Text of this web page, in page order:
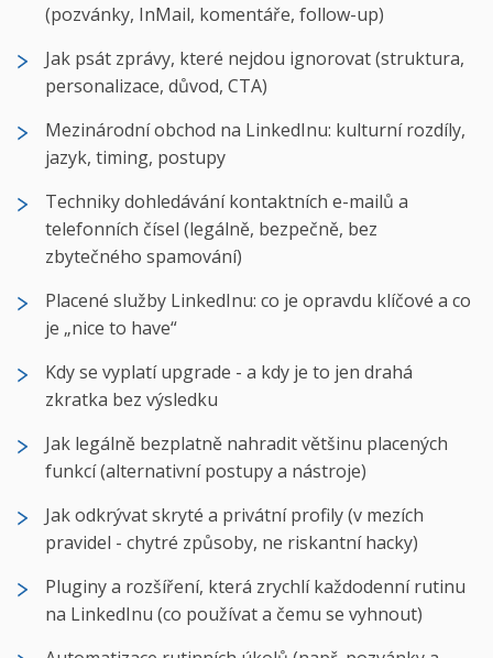
(pozvánky, InMail, komentáře, follow-up)
Jak psát zprávy, které nejdou ignorovat (struktura,
personalizace, důvod, CTA)
Mezinárodní obchod na LinkedInu: kulturní rozdíly,
jazyk, timing, postupy
Techniky dohledávání kontaktních e-mailů a
telefonních čísel (legálně, bezpečně, bez
zbytečného spamování)
Placené služby LinkedInu: co je opravdu klíčové a co
je „nice to have“
Kdy se vyplatí upgrade - a kdy je to jen drahá
zkratka bez výsledku
Jak legálně bezplatně nahradit většinu placených
funkcí (alternativní postupy a nástroje)
Jak odkrývat skryté a privátní profily (v mezích
pravidel - chytré způsoby, ne riskantní hacky)
Pluginy a rozšíření, která zrychlí každodenní rutinu
na LinkedInu (co používat a čemu se vyhnout)